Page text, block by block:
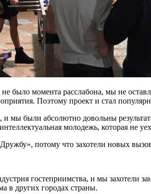
было момента расслабона, мы не
Поэтому проект и стал
и мы были абсолютно довольны
молодежь, которая не
потому что захотели новых
гостеприимства, и мы захотели
в других городах страны.